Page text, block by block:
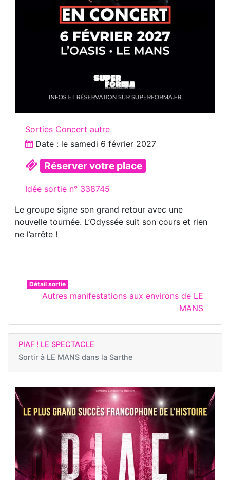
Sorties Concert autre
Date : le samedi 6 février 2027
Réserver votre place
Idée sortie n° 338745
Le groupe signe son grand retour avec une
nouvelle tournée. L’Odyssée suit son cours et rien
ne l’arrête !
Détail sortie
Autres manifestations aux environs de LE
MANS
PIAF ! LE SPECTACLE
Sortir à LE MANS dans la Sarthe